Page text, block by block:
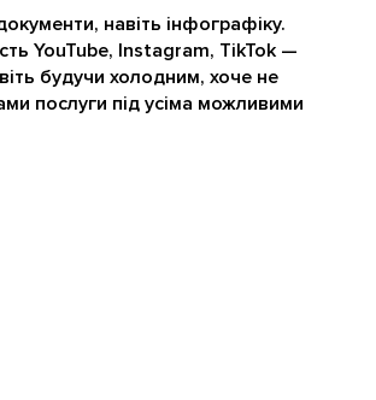
навіть інфографіку.
YouTube, Instagram, TikTok —
будучи холодним, хоче не
послуги під усіма можливими